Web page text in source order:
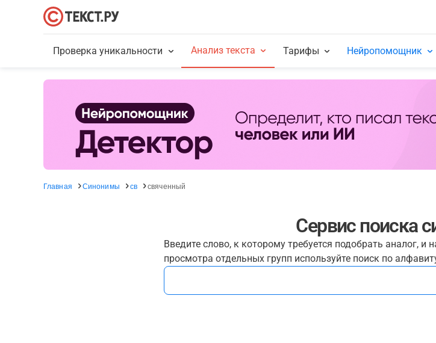
Проверка уникальности Анализ текста Тарифы Нейропомощник
Главная Синонимы св свяченный
Сервис поиска
Введите слово, к которому требуется подобрать аналог,
просмотра отдельных групп используйте поиск по